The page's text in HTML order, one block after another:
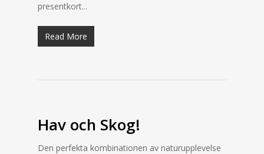
presentkort...
Read More
Hav och Skog!
Den perfekta kombinationen av naturupplevelse